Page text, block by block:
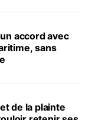
accord avec
sans
de la plainte